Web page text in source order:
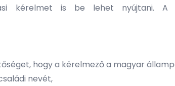
kérelmet is be lehet nyújtani. A
hogy a kérelmező a magyar
nevét,